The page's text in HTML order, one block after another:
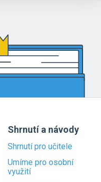
Shrnutí a návody
Shrnutí pro učitele
Umíme pro osobní
využití